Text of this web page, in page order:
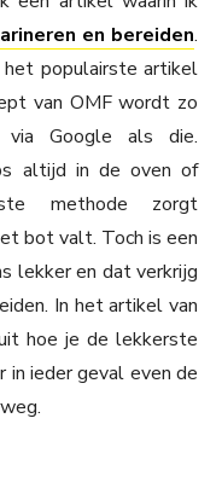
en bereiden.
populairste artikel
van OMF wordt zo
via Google als die.
altijd in de oven of
methode zorgt
bot valt. Toch is een
lekker en dat verkrijg
In het artikel van
hoe je de lekkerste
in ieder geval even de